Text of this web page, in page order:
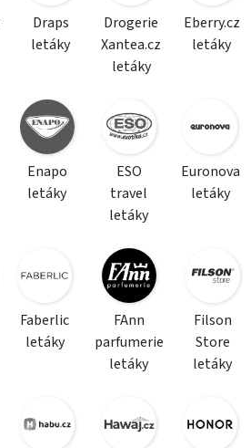
Draps
letáky
Drogerie
Xantea.cz
letáky
Eberry.cz
letáky
Enapo
letáky
ESO
travel
letáky
Euronova
letáky
Faberlic
letáky
FAnn
parfumerie
letáky
Filson
Store
letáky